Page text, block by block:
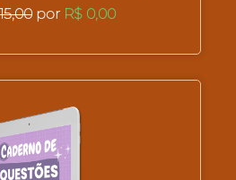
por R$ 0,00